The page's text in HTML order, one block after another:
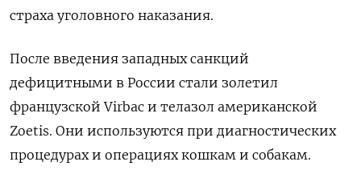
страха уголовного наказания.
После введения западных санкций
дефицитными в России стали золетил
французской Virbac и телазол американской
Zoetis. Они используются при диагностических
процедурах и операциях кошкам и собакам.